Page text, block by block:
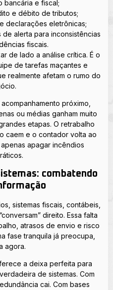
bancária e fiscal;
e débito de tributos;
declarações eletrônicas;
alerta para inconsistências
fiscais.
de lado a análise crítica. É o
de tarefas maçantes e
realmente afetam o rumo do
próximo,
ou médias ganham muito
etapas. O retrabalho
caem e o contador volta ao
apagar incêndios
combatendo
sistemas fiscais, contábeis,
direito. Essa falta
atrasos de envio e risco
fase tranquila já preocupa,
agora.
a deixa perfeita para
de sistemas. Com
cai. Com bases